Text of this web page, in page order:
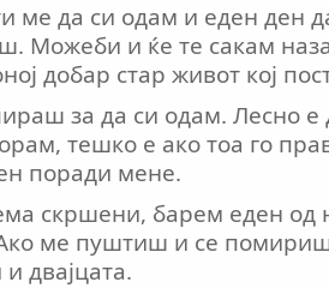
ме да си одам и еден ден
Можеби и ќе те сакам
добар стар живот кој
за да си одам. Лесно е
тешко е ако тоа го
поради мене.
скршени, барем еден од
ме пуштиш и се
двајцата.